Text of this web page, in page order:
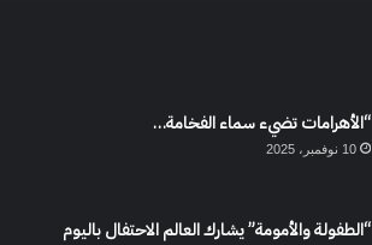
“الأهرامات تضيء سماء الفخامة…
10 نوفمبر، 2025
“الطفولة والأمومة” يشارك العالم الاحتفال باليوم